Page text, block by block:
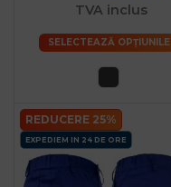
TVA inclus
SELECTEAZĂ OPȚIUNILE
REDUCERE 25%
EXPEDIEM IN 24 DE ORE